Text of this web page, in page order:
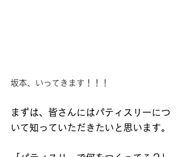
坂本、いってきます！！！
まずは、皆さんにはパティスリーにつ
いて知っていただきたいと思います。